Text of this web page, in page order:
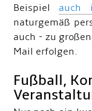
Beispiel auch
naturgemäß
auch - zu
Mail erfolgen.
Fußball,